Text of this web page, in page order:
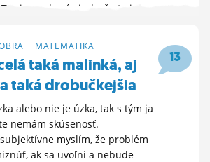
To viem od prác inde, že to je
HLASUJ »
19. 12. 2022 14:45
13
MATEMATIKA
taká malinká, aj
taká drobučkejšia
alebo nie je úzka, tak s tým ja
nemám skúsenosť.
myslím, že problém
ak sa uvoľní a nebude